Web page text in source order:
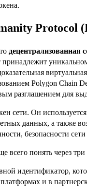
Protocol
децентрализованная
принадлежит
Polygon Chain
разглашением для
сети. Он
данных, а также
безопасности
всего понять через
идентификатор,
и в